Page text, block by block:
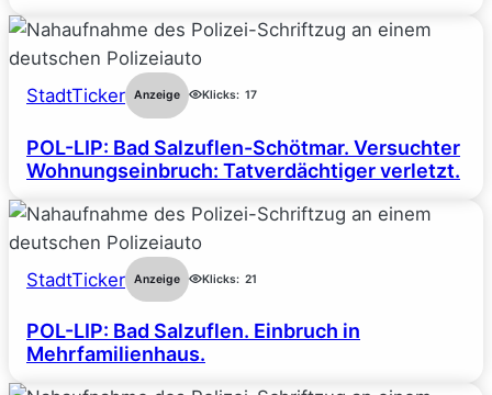
StadtTicker Anzeige Klicks: 17
POL-LIP: Bad Salzuflen-Schötmar. Versuchter
Wohnungseinbruch: Tatverdächtiger verletzt.
StadtTicker Anzeige Klicks: 21
POL-LIP: Bad Salzuflen. Einbruch in
Mehrfamilienhaus.